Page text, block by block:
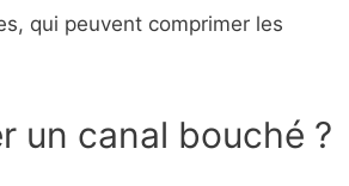
qui peuvent comprimer les
un canal bouché ?